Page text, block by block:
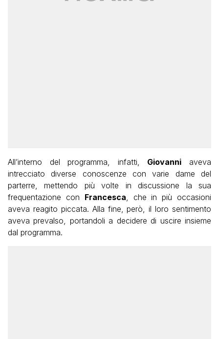
All’interno del programma, infatti, Giovanni aveva
intrecciato diverse conoscenze con varie dame del
parterre, mettendo più volte in discussione la sua
frequentazione con Francesca , che in più occasioni
aveva reagito piccata. Alla fine, però, il loro sentimento
aveva prevalso, portandoli a decidere di uscire insieme
dal programma.